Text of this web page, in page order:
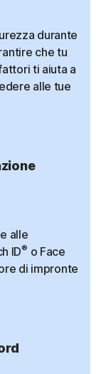
durante
che tu
ti aiuta a
alle tue
alle
ID® o Face
di impronte